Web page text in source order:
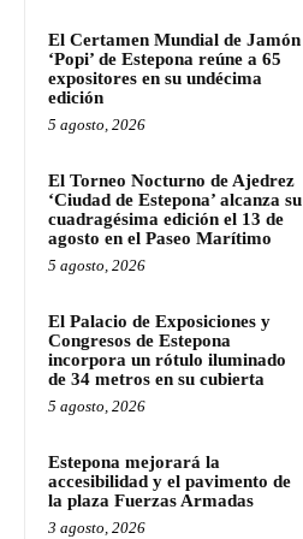
El Certamen Mundial de Jamón
‘Popi’ de Estepona reúne a 65
expositores en su undécima
edición
5 agosto, 2026
El Torneo Nocturno de Ajedrez
‘Ciudad de Estepona’ alcanza su
cuadragésima edición el 13 de
agosto en el Paseo Marítimo
5 agosto, 2026
El Palacio de Exposiciones y
Congresos de Estepona
incorpora un rótulo iluminado
de 34 metros en su cubierta
5 agosto, 2026
Estepona mejorará la
accesibilidad y el pavimento de
la plaza Fuerzas Armadas
3 agosto, 2026